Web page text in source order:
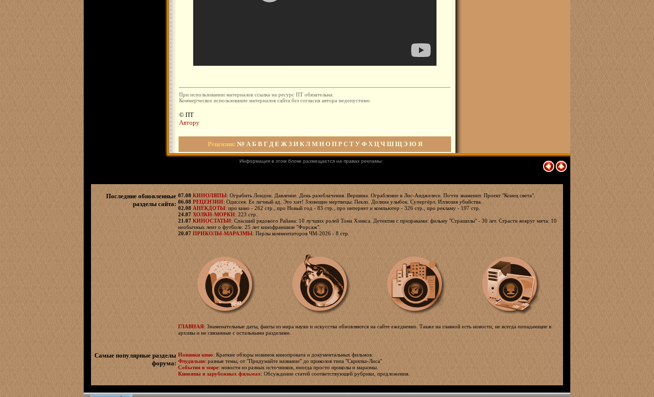
При использовании материалов ссылка на ресурс ПТ обязательна.
Коммерческое использование материалов сайта без согласия автора недопустимо.
© ПТ
Автору
Рецензии: N# А Б В Г Д Е Ж З И К Л М Н О П Р С Т У Ф Х Ц Ч Ш Щ Э Ю Я
Информация в этом блоке размещается на правах рекламы:
Последние обновленные
разделы сайта:
07.08 КИНОЛЯПЫ: Ограбить Лондон. Давление. День разоблачения. Вершина. Ограбление в Лос-Анджелесе. Почти знаменит. Проект "Конец света".
06.08 РЕЦЕНЗИИ: Одиссея. Ее личный ад. Это хит! Зловещие мертвецы: Пекло. Долина улыбок. Супергёрл. Иллюзия убийства.
02.08 АНЕКДОТЫ: про кино - 262 стр., про Новый год - 83 стр., про интернет и компьютер - 326 стр., про рекламу - 197 стр.
24.07 ХОЛКИ-МОРКИ: 223 стр.
21.07 КИНОСТАТЬИ: Спасший рядового Райана: 10 лучших ролей Тома Хэнкса. Детектив с призраками: фильму "Страшилы" - 30 лет. Страсти вокруг мяча: 10
необычных лент о футболе. 25 лет кинофраншизе "Форсаж".
20.07 ПРИКОЛЫ-МАРАЗМЫ: Перлы комментаторов ЧМ-2026 - 8 стр.
ГЛАВНАЯ: Знаменательные даты, факты из мира науки и искусства обновляются на сайте ежедневно. Также на главной есть новости, не всегда попадающие в
архивы и не связанные с остальными разделами.
Самые популярные разделы
форума:
Новинки кино: Краткие обзоры новинок кинопроката и документальных фильмов.
Флудильня: разные темы, от "Придумайте название" до приколов типа "Скрипка-Лиса"
События в мире: новости из разных источников, иногда просто приколы и маразмы.
Кинояпы в зарубежных фильмах: Обсуждение статей соответствующей рубрики, предложения.